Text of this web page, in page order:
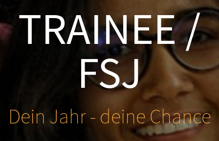
TRAINEE /
FSJ
Dein Jahr - deine Chance